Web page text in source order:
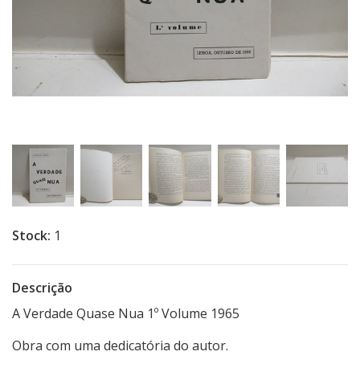
Stock: 1
Descrição
A Verdade Quase Nua 1º Volume 1965
Obra com uma dedicatória do autor.